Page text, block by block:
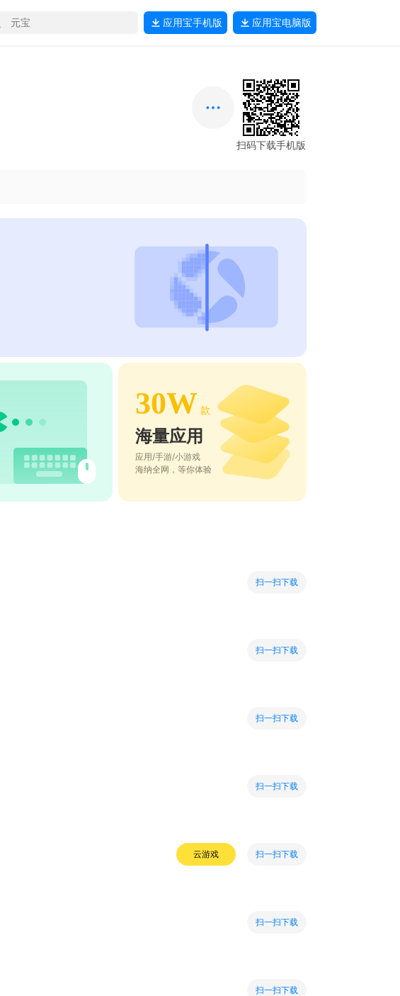
应用宝手机版 应用宝电脑版
扫码下载手机版
30W 款
海量应用
应用/手游/小游戏
海纳全网，等你体验
扫一扫下载
扫一扫下载
扫一扫下载
扫一扫下载
云游戏 扫一扫下载
扫一扫下载
扫一扫下载